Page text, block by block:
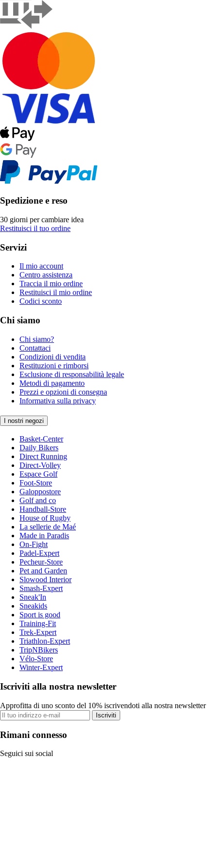
Spedizione e reso
30 giorni per cambiare idea
Restituisci il tuo ordine
Servizi
Il mio account
Centro assistenza
Traccia il mio ordine
Restituisci il mio ordine
Codici sconto
Chi siamo
Chi siamo?
Contattaci
Condizioni di vendita
Restituzioni e rimborsi
Esclusione di responsabilità legale
Metodi di pagamento
Prezzi e opzioni di consegna
Informativa sulla privacy
I nostri negozi
Basket-Center
Daily Bikers
Direct Running
Direct-Volley
Espace Golf
Foot-Store
Galoppostore
Golf and co
Handball-Store
House of Rugby
La sellerie de Maé
Made in Paradis
On-Fight
Padel-Expert
Pecheur-Store
Pet and Garden
Slowood Interior
Smash-Expert
Sneak'In
Sneakids
Sport is good
Training-Fit
Trek-Expert
Triathlon-Expert
TripNBikers
Vélo-Store
Winter-Expert
Iscriviti alla nostra newsletter
Approfitta di uno sconto del 10% iscrivendoti alla nostra newsletter
Iscriviti
Rimani connesso
Seguici sui social